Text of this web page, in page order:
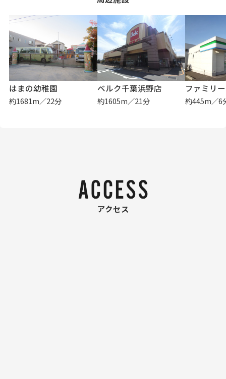
はまの幼稚園
約1681m／22分
ベルク千葉浜野店
約1605m／21分 約445m／6
アクセス